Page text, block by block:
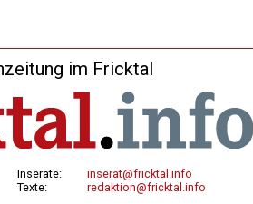
im Fricktal
Inserate:
Texte:
inserat@fricktal.info
redaktion@fricktal.info